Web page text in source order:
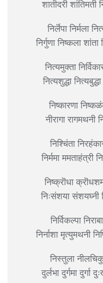
शातॊदरी शांतिमती
निर्लॆपा निर्मला
निर्गुणा निष्कला
नित्यमुक्ता
नित्यशुद्धा
निष्कारणा
नीरागा रागमथनी
निश्चिंता
निर्ममा ममताहंत्री
निष्क्रॊधा
निःसंशया संशयघ्नी
निर्विकल्पा
निर्नाशा मृत्युमथनी
निस्तुला
दुर्लभा दुर्गमा